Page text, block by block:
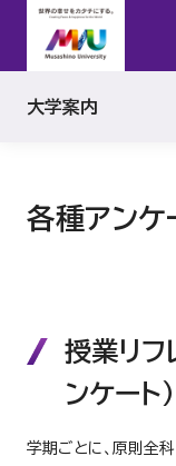
各種アンケ
授業リフ
ンケート）
学期ごとに、原則全
大学案内
第三者評価
各種アンケート結